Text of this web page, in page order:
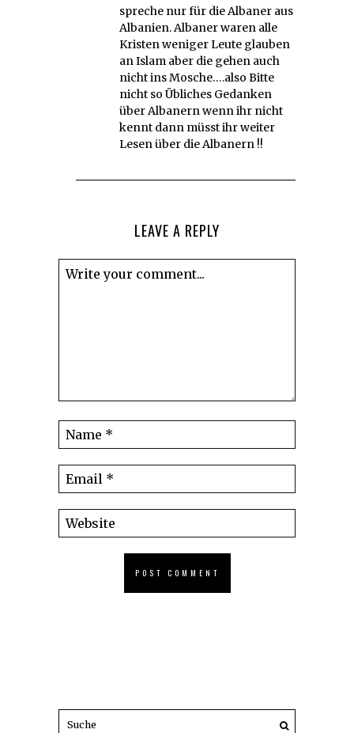
spreche nur für die Albaner aus
Albanien. Albaner waren alle
Kristen weniger Leute glauben
an Islam aber die gehen auch
nicht ins Mosche….also Bitte
nicht so Übliches Gedanken
über Albanern wenn ihr nicht
kennt dann müsst ihr weiter
Lesen über die Albanern !!
LEAVE A REPLY